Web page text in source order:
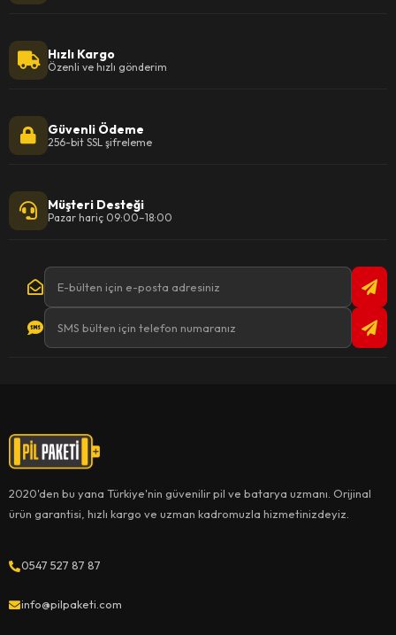
Hızlı Kargo
Özenli ve hızlı gönderim
Güvenli Ödeme
256-bit SSL şifreleme
Müşteri Desteği
Pazar hariç 09:00–18:00
2020'den bu yana Türkiye'nin güvenilir pil ve batarya uzmanı. Orijinal
ürün garantisi, hızlı kargo ve uzman kadromuzla hizmetinizdeyiz.
0547 527 87 87
info@pilpaketi.com